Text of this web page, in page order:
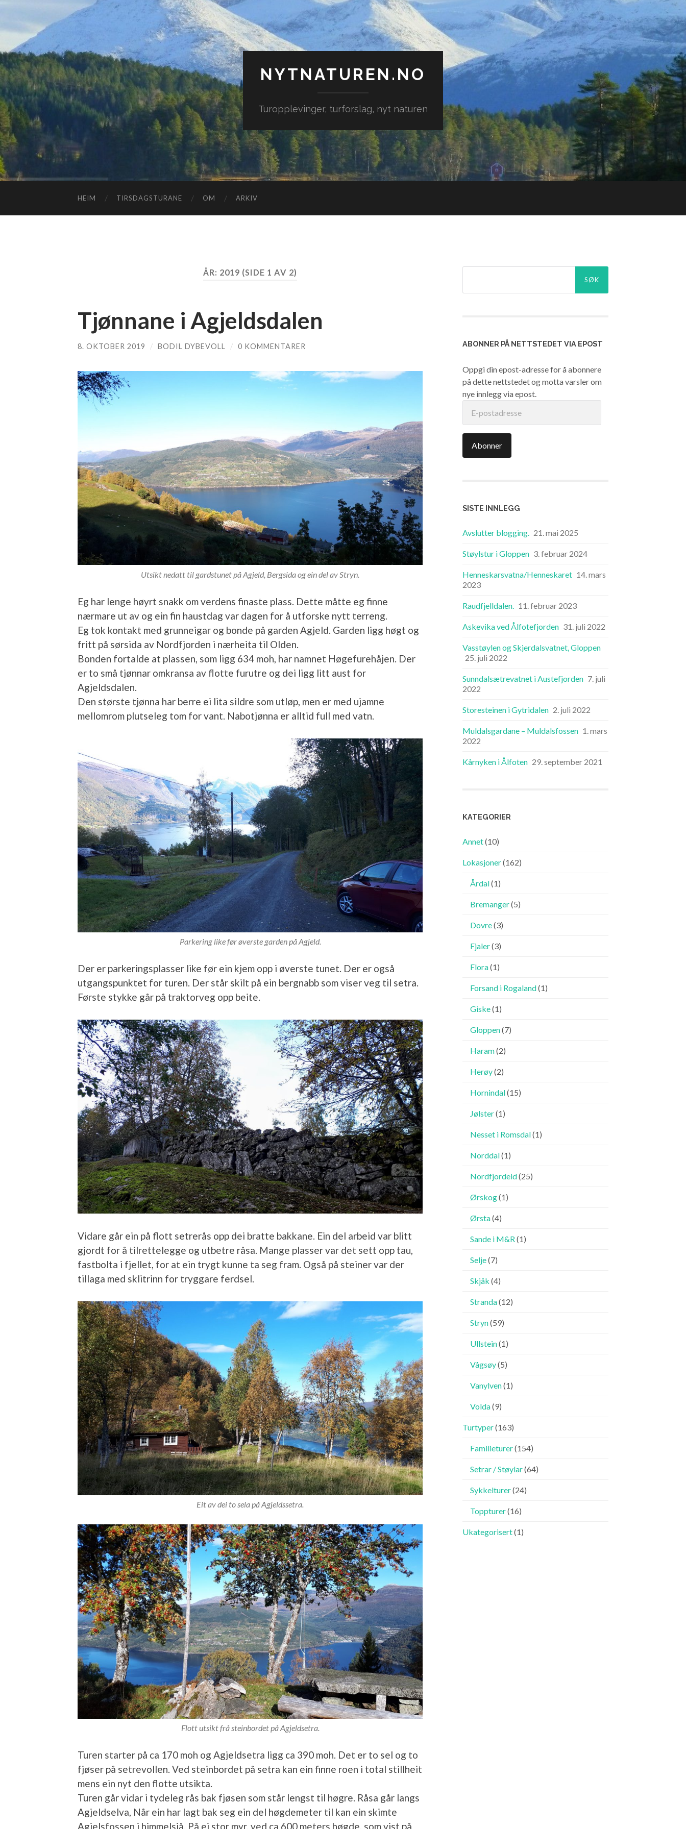
NYTNATUREN.NO
Turopplevinger, turforslag, nyt naturen
HEIM TIRSDAGSTURANE OM ARKIV
ÅR: 2019 (SIDE 1 AV 2)
Tjønnane i Agjeldsdalen
8. OKTOBER 2019 / BODIL DYBEVOLL / 0 KOMMENTARER
Utsikt nedatt til gardstunet på Agjeld, Bergsida og ein del av Stryn.
Eg har lenge høyrt snakk om verdens finaste plass. Dette måtte eg finne
nærmare ut av og ein fin haustdag var dagen for å utforske nytt terreng.
Eg tok kontakt med grunneigar og bonde på garden Agjeld. Garden ligg høgt og
fritt på sørsida av Nordfjorden i nærheita til Olden.
Bonden fortalde at plassen, som ligg 634 moh, har namnet Høgefurehåjen. Der
er to små tjønnar omkransa av flotte furutre og dei ligg litt aust for
Agjeldsdalen.
Den største tjønna har berre ei lita sildre som utløp, men er med ujamne
mellomrom plutseleg tom for vant. Nabotjønna er alltid full med vatn.
Parkering like før øverste garden på Agjeld.
Der er parkeringsplasser like før ein kjem opp i øverste tunet. Der er også
utgangspunktet for turen. Der står skilt på ein bergnabb som viser veg til setra.
Første stykke går på traktorveg opp beite.
Vidare går ein på flott setrerås opp dei bratte bakkane. Ein del arbeid var blitt
gjordt for å tilrettelegge og utbetre råsa. Mange plasser var det sett opp tau,
fastbolta i fjellet, for at ein trygt kunne ta seg fram. Også på steiner var der
tillaga med sklitrinn for tryggare ferdsel.
Eit av dei to sela på Agjeldssetra.
Flott utsikt frå steinbordet på Agjeldsetra.
Turen starter på ca 170 moh og Agjeldsetra ligg ca 390 moh. Det er to sel og to
fjøser på setrevollen. Ved steinbordet på setra kan ein finne roen i total stillheit
mens ein nyt den flotte utsikta.
Turen går vidar i tydeleg rås bak fjøsen som står lengst til høgre. Råsa går langs
Agjeldselva, Når ein har lagt bak seg ein del høgdemeter til kan ein skimte
Agjelsfossen i himmelsjå. På ei stor myr, ved ca 600 meters høgde, som vist på
ABONNER PÅ NETTSTEDET VIA EPOST
Oppgi din epost-adresse for å abonnere
på dette nettstedet og motta varsler om
nye innlegg via epost.
postadresse
Abonner
SISTE INNLEGG
Avslutter blogging. 21. mai 2025
Støylstur i Gloppen 3. februar 2024
Henneskarsvatna/Henneskaret 14. mars
2023
Raudfjelldalen. 11. februar 2023
Askevika ved Ålfotefjorden 31. juli 2022
Vasstøylen og Skjerdalsvatnet, Gloppen
25. juli 2022
Sunndalsætrevatnet i Austefjorden 7. juli
2022
Storesteinen i Gytridalen 2. juli 2022
Muldalsgardane – Muldalsfossen 1. mars
2022
Kårnyken i Ålfoten 29. september 2021
KATEGORIER
Annet(10)
Lokasjoner(162)
Årdal(1)
Bremanger(5)
Dovre(3)
Fjaler(3)
Flora(1)
Forsand i Rogaland(1)
Giske(1)
Gloppen(7)
Haram(2)
Herøy(2)
Hornindal(15)
Jølster(1)
Nesset i Romsdal(1)
Norddal(1)
Nordfjordeid(25)
Ørskog(1)
Ørsta(4)
Sande i M&R(1)
Selje(7)
Skjåk (4)
Stranda(12)
Stryn(59)
Ullstein(1)
Vågsøy(5)
Vanylven(1)
Volda(9)
Turtyper(163)
Familieturer(154)
Setrar / Støylar(64)
Sykkelturer(24)
Toppturer(16)
Ukategorisert(1)